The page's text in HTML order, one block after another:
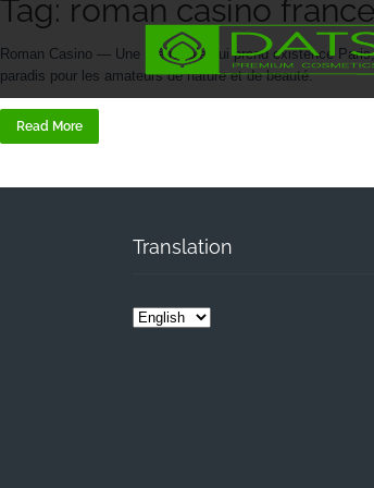
Tag: roman casino france
Roman Casino — Une métropole qui prend existence
paradis pour les amateurs de nature et de beauté.
Read More
Translation